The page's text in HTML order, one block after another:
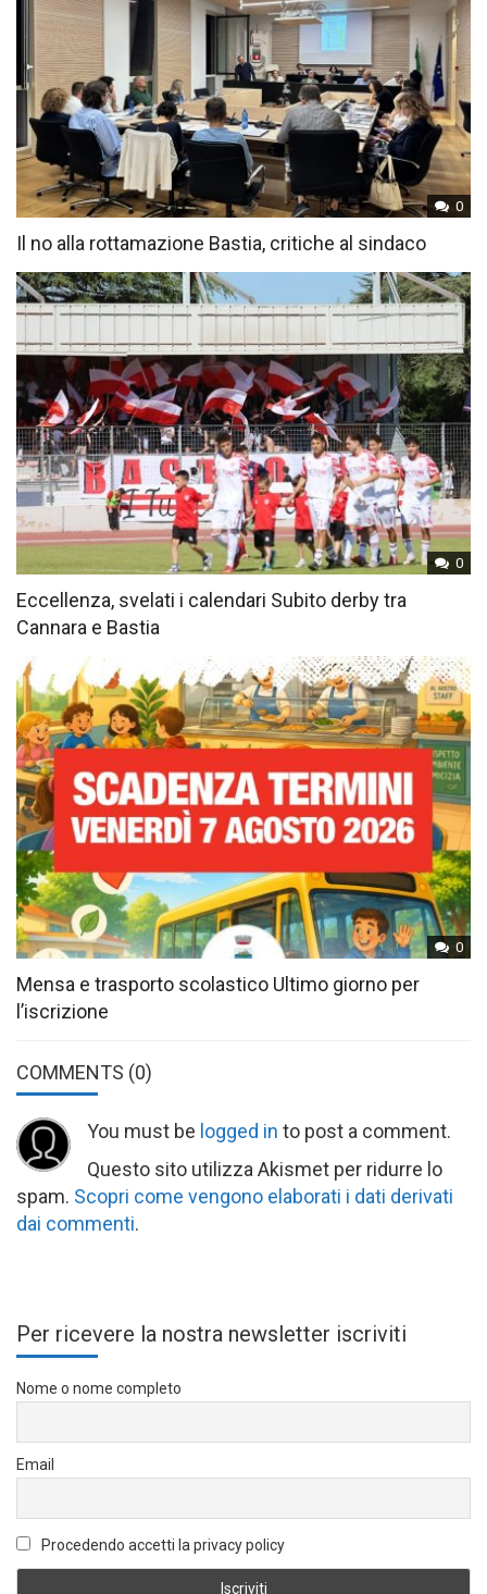
0
Il no alla rottamazione Bastia, critiche al sindaco
0
Eccellenza, svelati i calendari Subito derby tra
Cannara e Bastia
0
Mensa e trasporto scolastico Ultimo giorno per
l’iscrizione
COMMENTS (0)
You must be logged in to post a comment.
Questo sito utilizza Akismet per ridurre lo
spam. Scopri come vengono elaborati i dati derivati
dai commenti.
Per ricevere la nostra newsletter iscriviti
Nome o nome completo
Email
Procedendo accetti la privacy policy